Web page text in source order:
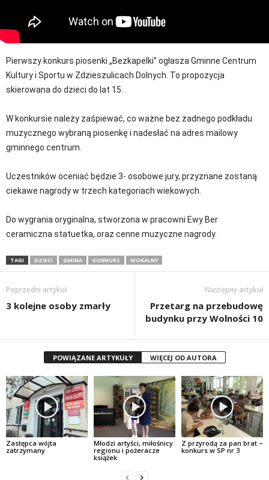
Pierwszy konkurs piosenki „Bezkapelki” ogłasza Gminne Centrum
Kultury i Sportu w Zdzieszulicach Dolnych. To propozycja
skierowana do dzieci do lat 15.
W konkursie należy zaśpiewać, co ważne bez żadnego podkładu
muzycznego wybraną piosenkę i nadesłać na adres mailowy
gminnego centrum.
Uczestników oceniać będzie 3- osobowe jury, przyznane zostaną
ciekawe nagrody w trzech kategoriach wiekowych.
Do wygrania oryginalna, stworzona w pracowni Ewy Ber
ceramiczna statuetka, oraz cenne muzyczne nagrody.
TAGI DZIECI GMINA KONKURS WOKALNY
Poprzedni artykuł
3 kolejne osoby zmarły
Następny artykuł
Przetarg na przebudowę
budynku przy Wolności 10
POWIĄZANE ARTYKUŁY WIĘCEJ OD AUTORA
Zastępca wójta
zatrzymany
Młodzi artyści, miłośnicy
regionu i pożeracze
książek
Z przyrodą za pan brat –
konkurs w SP nr 3